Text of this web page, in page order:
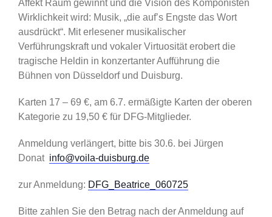
Affekt Raum gewinnt und die Vision des Komponisten
Wirklichkeit wird: Musik, „die auf’s Engste das Wort
ausdrückt“. Mit erlesener musikalischer
Verführungskraft und vokaler Virtuosität erobert die
tragische Heldin in konzertanter Aufführung die
Bühnen von Düsseldorf und Duisburg.
Karten 17 – 69 €, am 6.7. ermäßigte Karten der oberen
Kategorie zu 19,50 € für DFG-Mitglieder.
Anmeldung verlängert, bitte bis 30.6. bei Jürgen
Donat info@voila-duisburg.de
zur Anmeldung: DFG_Beatrice_060725
Bitte zahlen Sie den Betrag nach der Anmeldung auf